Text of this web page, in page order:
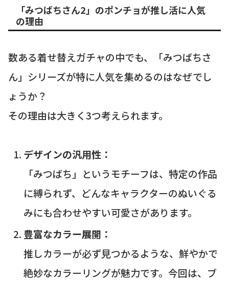
「みつばちさん2」のポンチョが推し活に人気
の理由
数ある着せ替えガチャの中でも、「みつばちさ
ん」シリーズが特に人気を集めるのはなぜでし
ょうか？
その理由は大きく3つ考えられます。
デザインの汎用性：
「みつばち」というモチーフは、特定の作品
に縛られず、どんなキャラクターのぬいぐる
みにも合わせやすい可愛さがあります。
豊富なカラー展開：
推しカラーが必ず見つかるような、鮮やかで
絶妙なカラーリングが魅力です。今回は、ブ